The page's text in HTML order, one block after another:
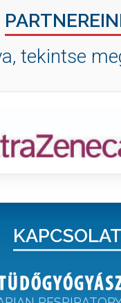
tekintse
KAPCSOLAT